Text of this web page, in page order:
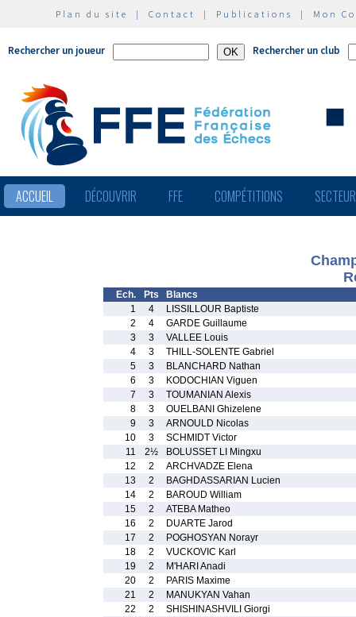
Plan du site | Contact | Publications | Mon
Rechercher un joueur Rechercher un club
ACCUEIL DÉCOUVRIR FFE COMPÉTITIONS
Ech. Pts
Blancs
1
4
LISSILLOUR Baptiste
2
4
GARDE Guillaume
3
3
VALLEE Louis
4
3
THILL-SOLENTE Gabriel
5
3
BLANCHARD Nathan
6
3
KODOCHIAN Viguen
7
3
TOUMANIAN Alexis
8
3
OUELBANI Ghizelene
9
3
ARNOULD Nicolas
10
3
SCHMIDT Victor
11
2½
BOLUSSET LI Mingxu
12
2
ARCHVADZE Elena
13
2
BAGHDASSARIAN Lucien
14
2
BAROUD William
15
2
ATEBA Matheo
16
2
DUARTE Jarod
17
2
POGHOSYAN Norayr
18
2
VUCKOVIC Karl
19
2
M'HARI Anadi
20
2
PARIS Maxime
21
2
MANUKYAN Vahan
22
2
SHISHINASHVILI Giorgi